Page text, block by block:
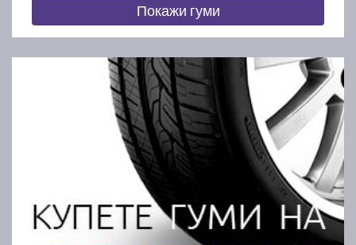
Покажи гуми